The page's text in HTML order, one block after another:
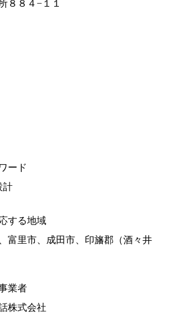
８８４−１１
ード
計
する地域
富里市、成田市、印旛郡（酒々井
業者
株式会社